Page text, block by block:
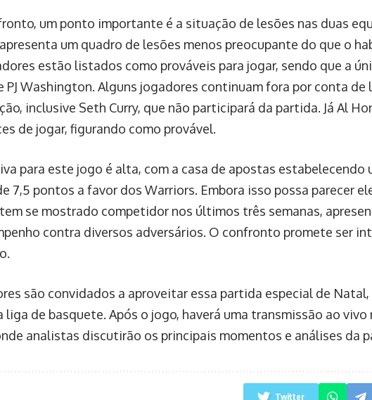
um ponto importante é a situação de lesões nas duas
um quadro de lesões menos preocupante do que o
estão listados como prováveis para jogar, sendo que a
PJ Washington. Alguns jogadores continuam fora por conta de
inclusive Seth Curry, que não participará da partida. Já Al
de jogar, figurando como provável.
para este jogo é alta, com a casa de apostas estabelecendo
7,5 pontos a favor dos Warriors. Embora isso possa parecer
se mostrado competidor nos últimos três semanas,
contra diversos adversários. O confronto promete ser
são convidados a aproveitar essa partida especial de Natal,
liga de basquete. Após o jogo, haverá uma transmissão ao vivo
analistas discutirão os principais momentos e análises da
Twitter